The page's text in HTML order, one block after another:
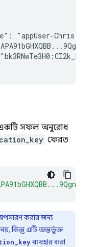
"appUser-Chris",
একটি সফল অনুরোধ
ফেরত
করার জন্য
কিন্তু এটি অন্তর্ভুক্ত
ব্যবহার করা